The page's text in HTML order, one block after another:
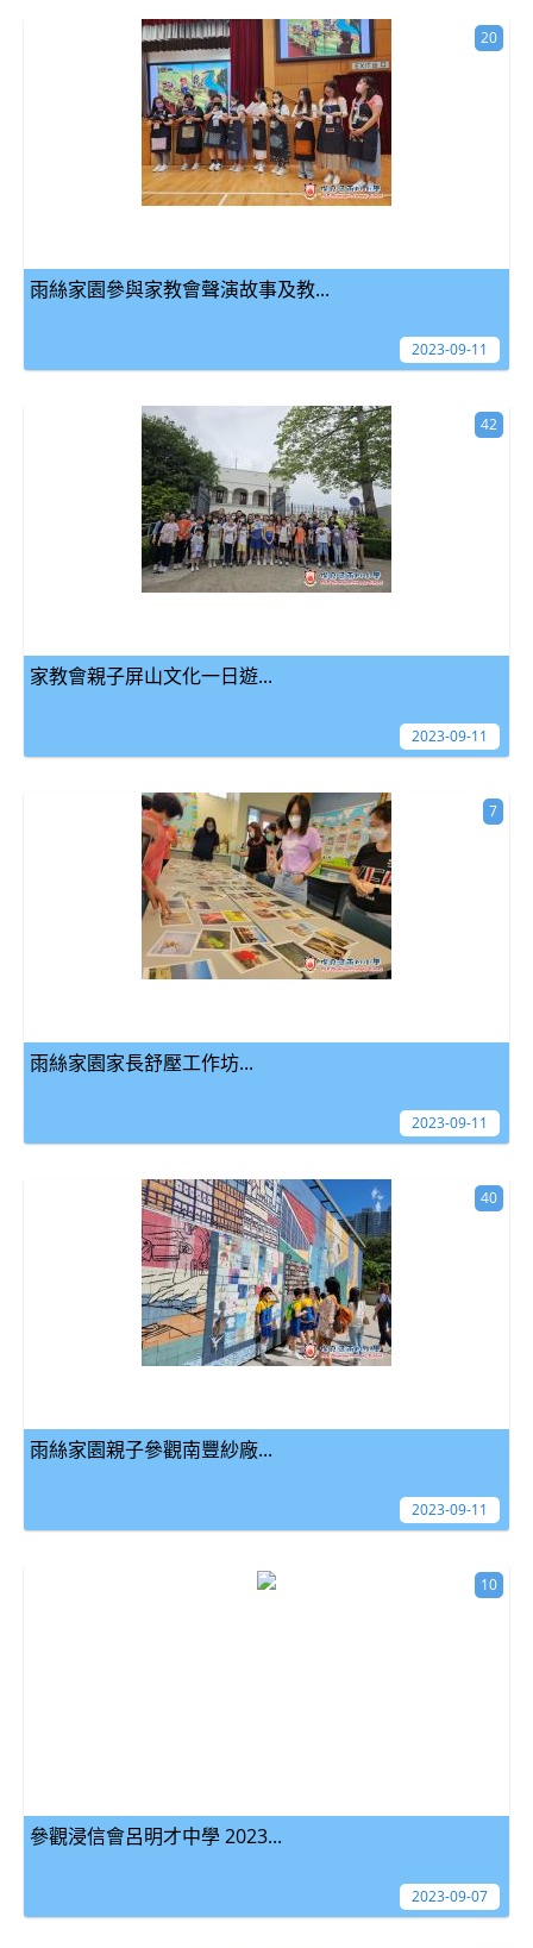
雨絲家園參與家教會聲演故事及教...
20
2023-09-11
家教會親子屏山文化一日遊...
42
2023-09-11
雨絲家園家長舒壓工作坊...
7
2023-09-11
雨絲家園親子參觀南豐紗廠...
40
2023-09-11
參觀浸信會呂明才中學 2023...
10
2023-09-07